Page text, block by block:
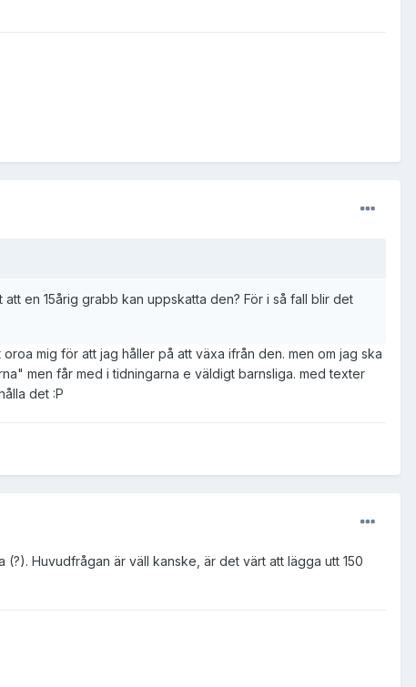
en 15årig grabb kan uppskatta den? För i så fall blir det
mig för att jag håller på att växa ifrån den. men om jag ska
men får med i tidningarna e väldigt barnsliga. med texter
det :P
Huvudfrågan är väll kanske, är det värt att lägga utt 150